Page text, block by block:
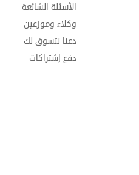
الأسئلة الشائعة
وكلاء وموزعين
دعنا نتسوق لك
دفع إشتراكات